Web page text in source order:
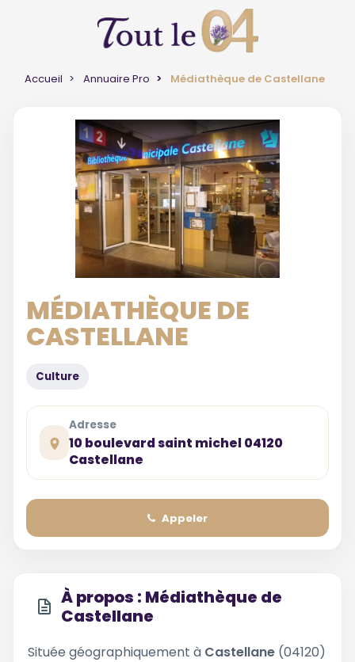
Accueil Annuaire Pro Médiathèque de Castellane
MÉDIATHÈQUE DE
CASTELLANE
Culture
Adresse
10 boulevard saint michel 04120
Castellane
Appeler
À propos : Médiathèque de
Castellane
Située géographiquement à Castellane (04120)